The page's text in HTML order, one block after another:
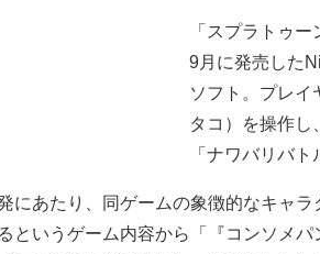
「スプラトゥ
9月に発売した
ソフト。プレイ
タコ）を操作し
「ナワバリバ
にあたり、同ゲームの象徴的なキャ
というゲーム内容から「『コンソメ